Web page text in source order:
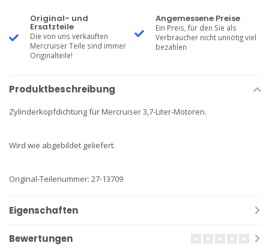
Original- und
Ersatzteile
Die von uns verkauften
Mercruiser Teile sind immer
Originalteile!
Angemessene Preise
Ein Preis, für den Sie als
Verbraucher nicht unnötig viel
bezahlen
Produktbeschreibung
Zylinderkopfdichtung für Mercruiser 3,7-Liter-Motoren.
Wird wie abgebildet geliefert.
Original-Teilenummer: 27-13709
Eigenschaften
Bewertungen